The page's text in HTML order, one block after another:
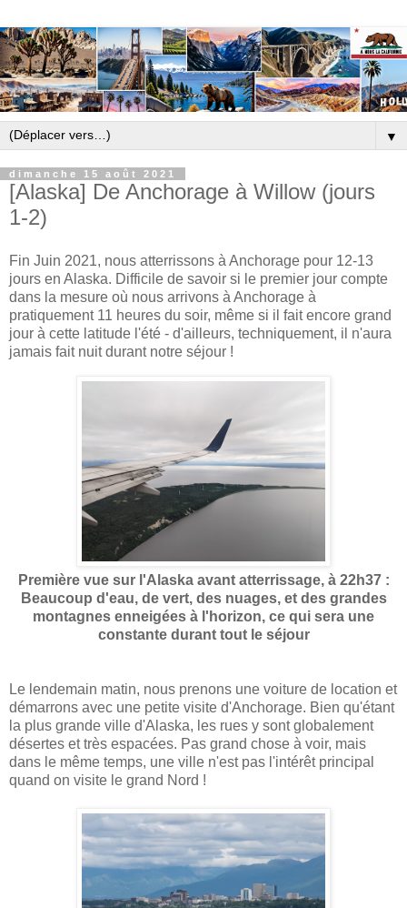
▼
dimanche 15 août 2021
[Alaska] De Anchorage à Willow (jours
1-2)
Fin Juin 2021, nous atterrissons à Anchorage pour 12-13
jours en Alaska. Difficile de savoir si le premier jour compte
dans la mesure où nous arrivons à Anchorage à
pratiquement 11 heures du soir, même si il fait encore grand
jour à cette latitude l'été - d'ailleurs, techniquement, il n'aura
jamais fait nuit durant notre séjour !
Première vue sur l'Alaska avant atterrissage, à 22h37 :
Beaucoup d'eau, de vert, des nuages, et des grandes
montagnes enneigées à l'horizon, ce qui sera une
constante durant tout le séjour
Le lendemain matin, nous prenons une voiture de location et
démarrons avec une petite visite d'Anchorage. Bien qu'étant
la plus grande ville d'Alaska, les rues y sont globalement
désertes et très espacées. Pas grand chose à voir, mais
dans le même temps, une ville n'est pas l'intérêt principal
quand on visite le grand Nord !